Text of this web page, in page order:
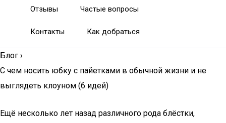
Отзывы Частые вопросы
Контакты Как добраться
Блог ›
С чем носить юбку с пайетками в обычной жизни и не
выглядеть клоуном (6 идей)
Ещё несколько лет назад различного рода блёстки,